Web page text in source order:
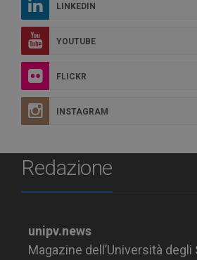
LINKEDIN
YOUTUBE
FLICKR
INSTAGRAM
Redazione
unipv.news
Magazine dell’Università degli